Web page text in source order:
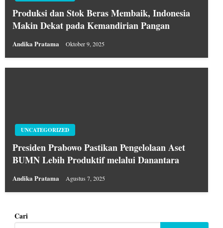
Produksi dan Stok Beras Membaik, Indonesia
Makin Dekat pada Kemandirian Pangan
Andika Pratama Oktober 9, 2025
UNCATEGORIZED
Presiden Prabowo Pastikan Pengelolaan Aset
BUMN Lebih Produktif melalui Danantara
Andika Pratama Agustus 7, 2025
Cari